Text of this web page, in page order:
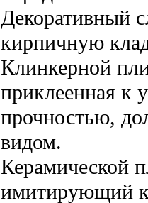
Декоративный
кирпичную
Клинкерной
приклеенная к
прочностью,
видом.
Керамической
имитирующий